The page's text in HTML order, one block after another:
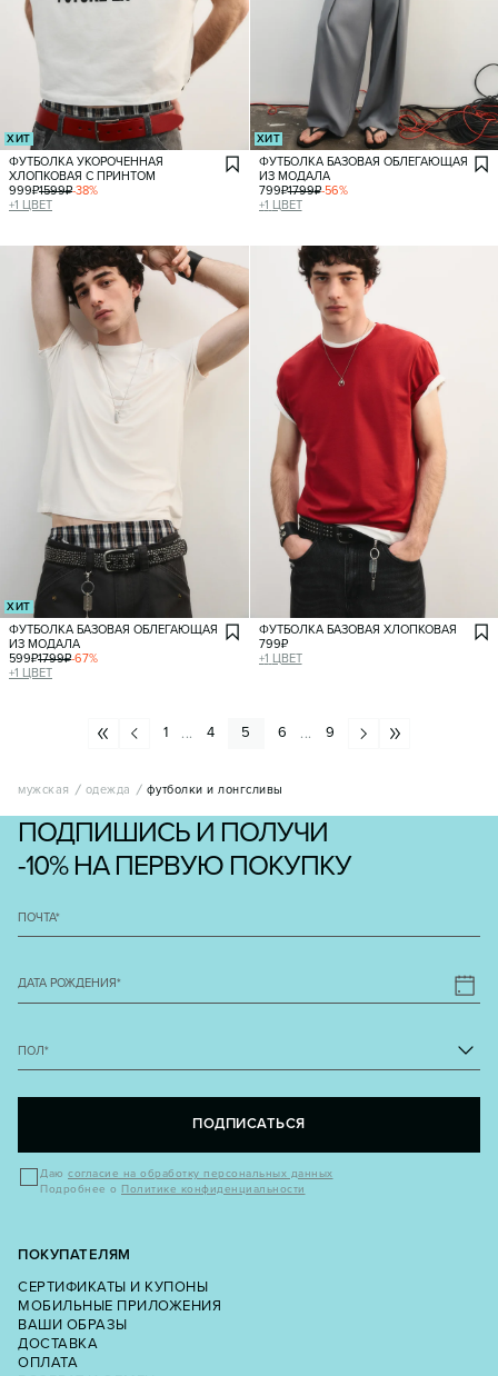
ХИТ
ФУТБОЛКА УКОРОЧЕННАЯ
ХЛОПКОВАЯ С ПРИНТОМ
999₽1599₽-38%
+1 ЦВЕТ
ХИТ
ФУТБОЛКА БАЗОВАЯ ОБЛЕГАЮЩАЯ
ИЗ МОДАЛА
799₽1799₽-56%
+1 ЦВЕТ
ХИТ
ФУТБОЛКА БАЗОВАЯ ОБЛЕГАЮЩАЯ
ИЗ МОДАЛА
599₽1799₽-67%
+1 ЦВЕТ
ФУТБОЛКА БАЗОВАЯ ХЛОПКОВАЯ
799₽
+1 ЦВЕТ
1 ... 4 5 6 ... 9
мужская одежда футболки и лонгсливы
ПОДПИШИСЬ И ПОЛУЧИ
-10% НА ПЕРВУЮ ПОКУПКУ
ПОЧТА*
ДАТА РОЖДЕНИЯ*
ПОЛ*
ПОДПИСАТЬСЯ
Даю согласие на обработку персональных данных
Подробнее о Политике конфиденциальности
ПОКУПАТЕЛЯМ
СЕРТИФИКАТЫ И КУПОНЫ
МОБИЛЬНЫЕ ПРИЛОЖЕНИЯ
ВАШИ ОБРАЗЫ
ДОСТАВКА
ОПЛАТА